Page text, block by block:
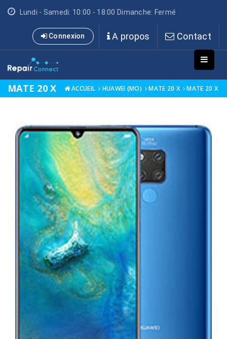
Lundi - Samedi: 10:00 - 18:00 Dimanche: Fermé
A propos Contact
Connexion
MATE 20 X ACCUEIL HUAWEI (MO) MATE 20 X MATE 20 X